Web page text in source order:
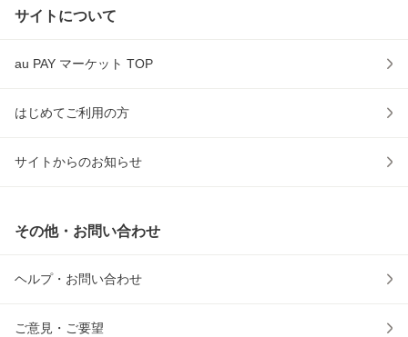
サイトについて
au PAY マーケット TOP
はじめてご利用の方
サイトからのお知らせ
その他・お問い合わせ
ヘルプ・お問い合わせ
ご意見・ご要望